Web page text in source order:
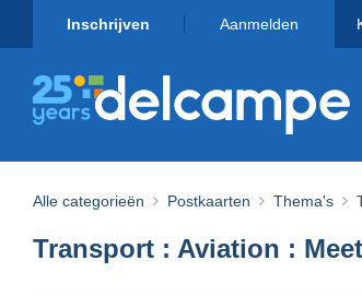
Inschrijven Aanmelden
Alle categorieën Postkaarten Thema's
Transport : Aviation :